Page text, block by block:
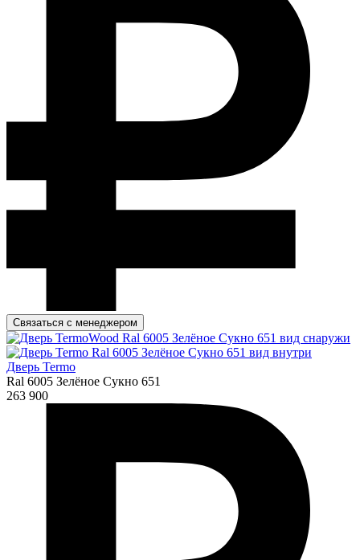
Связаться с менеджером
Дверь Termo
Ral 6005 Зелёное Сукно 651
263 900